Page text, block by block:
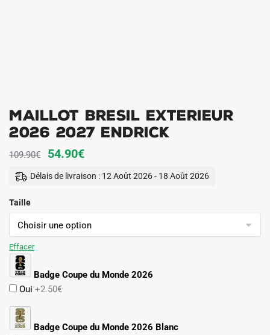
Maillot Bresil Exterieur
2026 2027 Endrick
109.90€
Le
prix
109.90€.
54.90€Le
54.90€.
Délais de livraison : 12 Août 2026 - 18 Août 2026
Taille
Effacer
Badge Coupe du Monde 2026
Oui +2.50€
Badge Coupe du Monde 2026 Blanc